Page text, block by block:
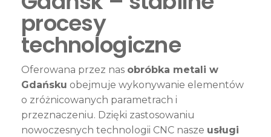
procesy
technologiczne
Oferowana przez nas obróbka metali w
Gdańsku obejmuje wykonywanie elementów
o zróżnicowanych parametrach i
przeznaczeniu. Dzięki zastosowaniu
nowoczesnych technologii CNC nasze usługi